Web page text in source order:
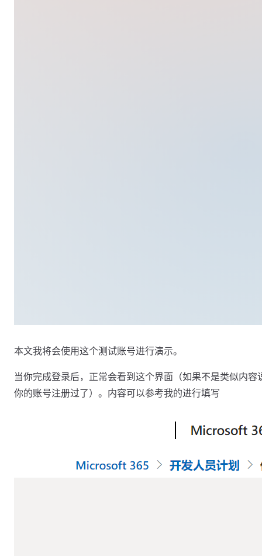
本文我将会使用这个测试账号进行演示。
当你完成登录后，正常会看到这个界面（如果不是类似内容
你的账号注册过了）。内容可以参考我的进行填写